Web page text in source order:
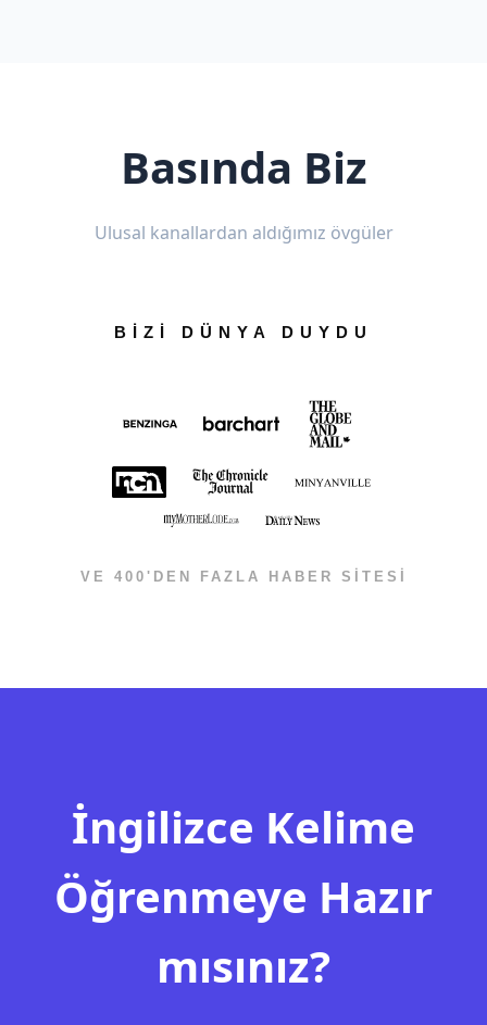
Basında Biz
Ulusal kanallardan aldığımız övgüler
BİZİ DÜNYA DUYDU
VE 400'DEN FAZLA HABER SİTESİ
İngilizce Kelime
Öğrenmeye Hazır
mısınız?